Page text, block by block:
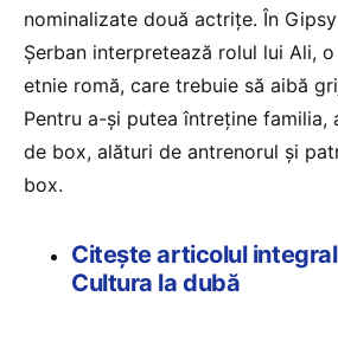
nominalizate două actrițe. În
Șerban interpretează rolul lui Ali,
etnie romă, care trebuie să aibă
Pentru a-și putea întreține familia,
de box, alături de antrenorul și
box.
Citește articolul
Cultura la dubă